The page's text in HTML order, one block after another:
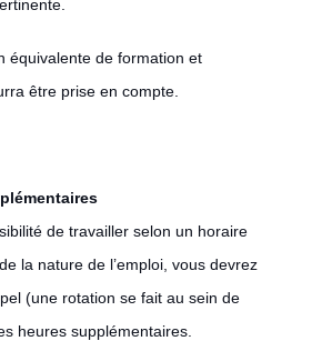
équivalente de formation et
être prise en compte.
de travailler selon un horaire
la nature de l’emploi, vous devrez
(une rotation se fait au sein de
heures supplémentaires.